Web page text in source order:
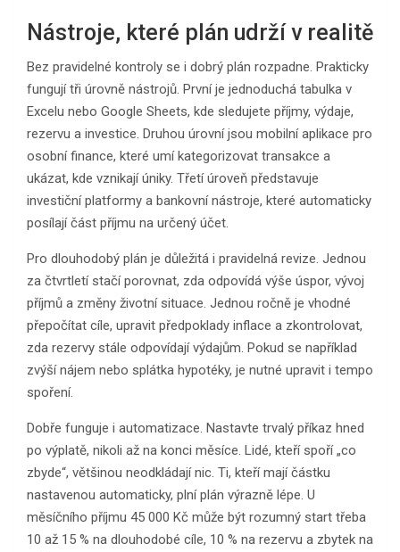
Nástroje, které plán udrží v realitě
Bez pravidelné kontroly se i dobrý plán rozpadne. Prakticky
fungují tři úrovně nástrojů. První je jednoduchá tabulka v
Excelu nebo Google Sheets, kde sledujete příjmy, výdaje,
rezervu a investice. Druhou úrovní jsou mobilní aplikace pro
osobní finance, které umí kategorizovat transakce a
ukázat, kde vznikají úniky. Třetí úroveň představuje
investiční platformy a bankovní nástroje, které automaticky
posílají část příjmu na určený účet.
Pro dlouhodobý plán je důležitá i pravidelná revize. Jednou
za čtvrtletí stačí porovnat, zda odpovídá výše úspor, vývoj
příjmů a změny životní situace. Jednou ročně je vhodné
přepočítat cíle, upravit předpoklady inflace a zkontrolovat,
zda rezervy stále odpovídají výdajům. Pokud se například
zvýší nájem nebo splátka hypotéky, je nutné upravit i tempo
spoření.
Dobře funguje i automatizace. Nastavte trvalý příkaz hned
po výplatě, nikoli až na konci měsíce. Lidé, kteří spoří „co
zbyde“, většinou neodkládají nic. Ti, kteří mají částku
nastavenou automaticky, plní plán výrazně lépe. U
měsíčního příjmu 45 000 Kč může být rozumný start třeba
10 až 15 % na dlouhodobé cíle, 10 % na rezervu a zbytek na